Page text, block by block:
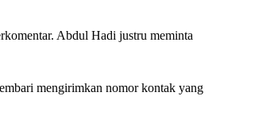
Abdul Hadi justru meminta
mengirimkan nomor kontak yang